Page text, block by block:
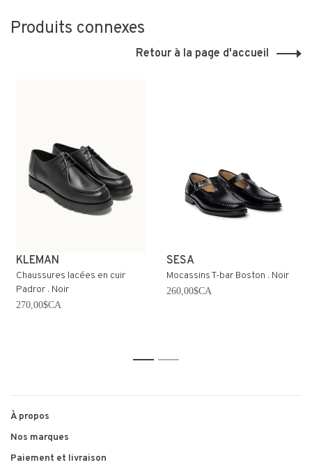
Produits connexes
Retour à la page d'accueil
KLEMAN
Chaussures lacées en cuir
Padror . Noir
270,00$CA
SESA
Mocassins T-bar Boston . Noir
260,00$CA
1 2
À propos
Nos marques
Paiement et livraison